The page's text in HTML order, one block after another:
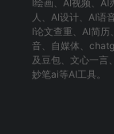
I绘画 、 AI视频 、 AI
人 、 AI设计、 AI语
I论文查重 、 AI简历 、
音、 自媒体 、
及 豆包、 文心一言 、
妙笔ai等AI工具。